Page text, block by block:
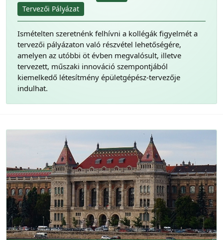
Tervezői Pályázat
Ismételten szeretnénk felhívni a kollégák figyelmét a
tervezői pályázaton való részvétel lehetőségére,
amelyen az utóbbi öt évben megvalósult, illetve
tervezett, műszaki innováció szempontjából
kiemelkedő létesítmény épületgépész-tervezője
indulhat.